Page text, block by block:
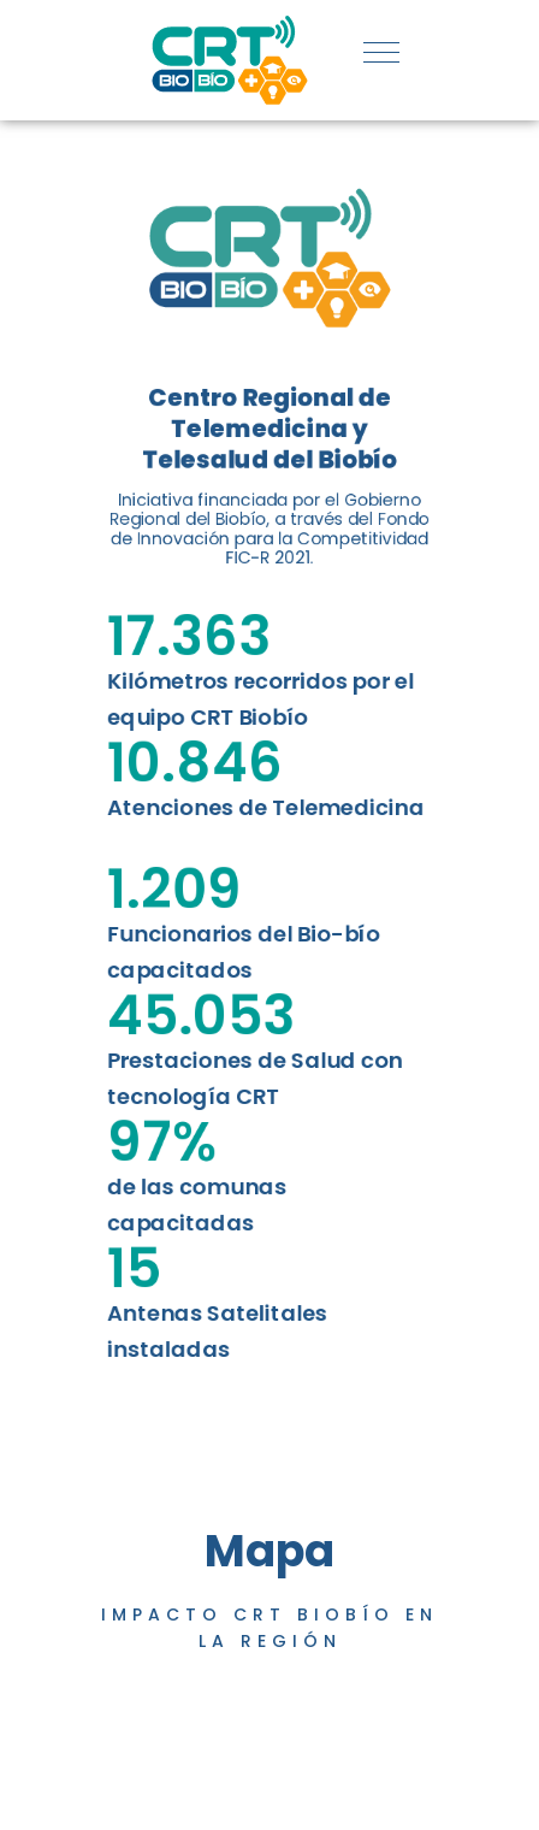
UDEC EN
CATEGORÍA
INNOVACIÓN
SOCIAL
Telemedicina y Telesalud del
Biobío (CRT Biobío) fue
reconocido reconocido en los
Premios de Vinculación con el
Medio 2024...
Leer más
Centro Regional de
Telemedicina y
Telesalud del Biobío
Iniciativa financiada por el Gobierno
Regional del Biobío, a través del Fondo
de Innovación para la Competitividad
FIC-R 2021.
Kilómetros recorridos por el
equipo CRT Biobío
17.363
Atenciones de Telemedicina
10.846
Funcionarios del Bio-bío
capacitados
1.209
Prestaciones de Salud con
tecnología CRT
45.053
de las comunas
capacitadas
97%
Antenas Satelitales
instaladas
15
Mapa
IMPACTO CRT BIOBÍO EN
LA REGIÓN